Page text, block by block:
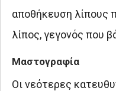
αποθήκευση λίπους
λίπος, γεγονός που
Μαστογραφία
Οι νεότερες